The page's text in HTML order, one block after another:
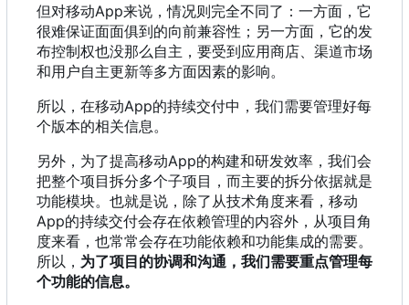
但对移动App来说 ，情况则完全不同了 ： 一方面 ， 它
很难保证面面俱到的向前兼容性 ； 另一方面 ， 它的发
布控制权也没那么自主 ， 要受到应用商店、渠道市场
和用户自主更新等多方面因素的影响。
所以 ， 在移动App的持续交付中 ， 我们需要管理好每
个版本的相关信息。
另外 ， 为了提高移动App的构建和研发效率 ， 我们会
把整个项目拆分多个子项目 ， 而主要的拆分依据就是
功能模块。也就是说 ， 除了从技术角度来看 ， 移动
App的持续交付会存在依赖管理的内容外 ， 从项目角
度来看 ， 也常常会存在功能依赖和功能集成的需要。
所以 ， 为了项目的协调和沟通，我们需要重点管理每
个功能的信息。